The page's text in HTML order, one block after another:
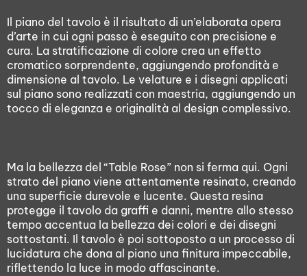
Il piano del tavolo è il risultato di un’elaborata opera
d’arte in cui ogni passo è eseguito con precisione e
cura. La stratificazione di colore crea un effetto
cromatico sorprendente, aggiungendo profondità e
dimensione al tavolo. Le velature e i disegni applicati
sul piano sono realizzati con maestria, aggiungendo un
tocco di eleganza e originalità al design complessivo.
Ma la bellezza del “Table Rose” non si ferma qui. Ogni
strato del piano viene attentamente resinato, creando
una superficie durevole e lucente. Questa resina
protegge il tavolo da graffi e danni, mentre allo stesso
tempo accentua la bellezza dei colori e dei disegni
sottostanti. Il tavolo è poi sottoposto a un processo di
lucidatura che dona al piano una finitura impeccabile,
riflettendo la luce in modo affascinante.